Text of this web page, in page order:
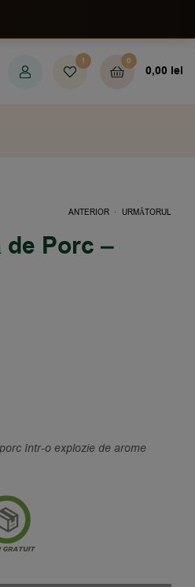
1 0
0,00 lei
ANTERIOR . URMĂTORUL
Porc –
într-o explozie de arome